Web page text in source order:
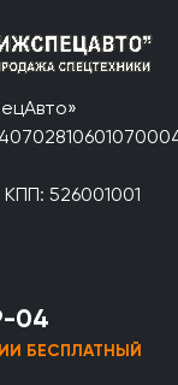
526001001
04
БЕСПЛАТНЫЙ